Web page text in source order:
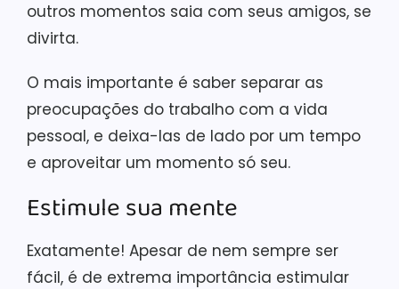
outros momentos saia com seus amigos, se
divirta.
O mais importante é saber separar as
preocupações do trabalho com a vida
pessoal, e deixa-las de lado por um tempo
e aproveitar um momento só seu.
Estimule sua mente
Exatamente! Apesar de nem sempre ser
fácil, é de extrema importância estimular